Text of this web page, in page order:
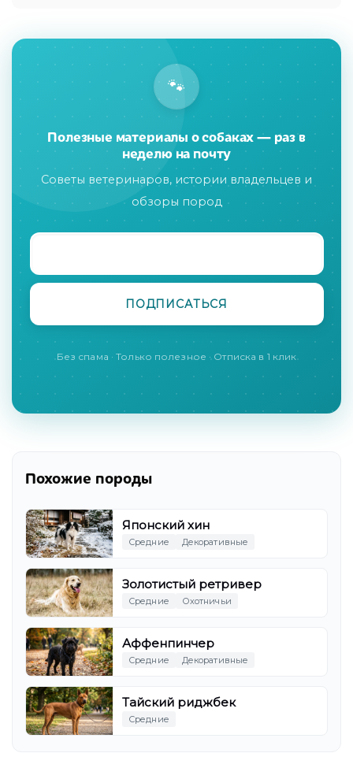
🐾
Полезные материалы о собаках — раз в
неделю на почту
Советы ветеринаров, истории владельцев и
обзоры пород
Без спама · Только полезное · Отписка в 1 клик
Похожие породы
Японский хин
Средние Декоративные
Золотистый ретривер
Средние Охотничьи
Аффенпинчер
Средние Декоративные
Тайский риджбек
Средние